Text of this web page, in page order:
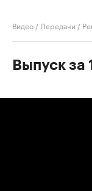
Видео / Передачи /
Выпуск за